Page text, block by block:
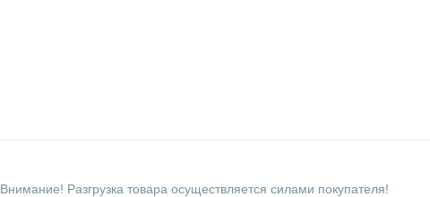
Внимание! Разгрузка товара осуществляется силами покупателя!